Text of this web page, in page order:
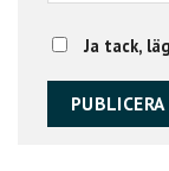
Ja tack,